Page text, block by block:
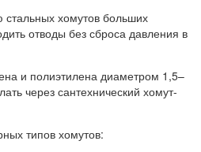
хомутов больших
отводы без сброса давления в
и полиэтилена диаметром 1,5–
через сантехнический хомут-
типов хомутов: